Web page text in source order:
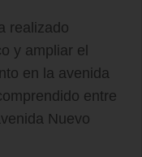
realizado
y ampliar el
en la avenida
entre
Nuevo